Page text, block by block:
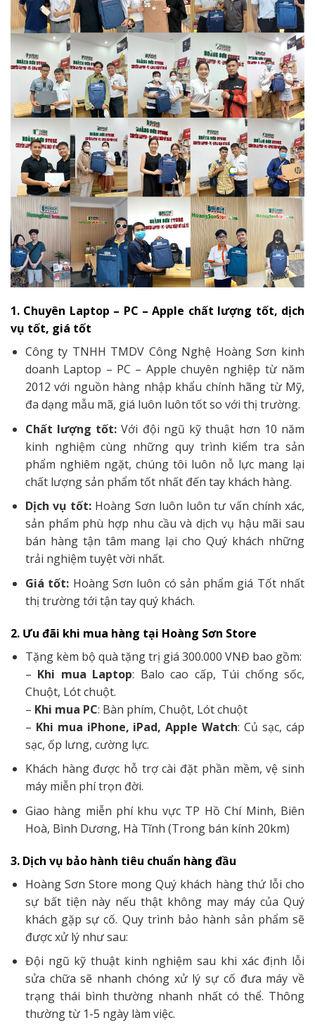
1. Chuyên Laptop – PC – Apple chất lượng tốt, dịch
vụ tốt, giá tốt
Công ty TNHH TMDV Công Nghệ Hoàng Sơn kinh
doanh Laptop – PC – Apple chuyên nghiệp từ năm
2012 với nguồn hàng nhập khẩu chính hãng từ Mỹ,
đa dạng mẫu mã, giá luôn luôn tốt so với thị trường.
Chất lượng tốt: Với đội ngũ kỹ thuật hơn 10 năm
kinh nghiệm cùng những quy trình kiểm tra sản
phẩm nghiêm ngặt, chúng tôi luôn nỗ lực mang lại
chất lượng sản phẩm tốt nhất đến tay khách hàng.
Dịch vụ tốt: Hoàng Sơn luôn luôn tư vấn chính xác,
sản phẩm phù hợp nhu cầu và dịch vụ hậu mãi sau
bán hàng tận tâm mang lại cho Quý khách những
trải nghiệm tuyệt vời nhất.
Giá tốt: Hoàng Sơn luôn có sản phẩm giá Tốt nhất
thị trường tới tận tay quý khách.
2. Ưu đãi khi mua hàng tại Hoàng Sơn Store
Tặng kèm bộ quà tặng trị giá 300.000 VNĐ bao gồm:
– Khi mua Laptop: Balo cao cấp, Túi chống sốc,
Chuột, Lót chuột.
– Khi mua PC: Bàn phím, Chuột, Lót chuột
– Khi mua iPhone, iPad, Apple Watch: Củ sạc, cáp
sạc, ốp lưng, cường lực.
Khách hàng được hỗ trợ cài đặt phần mềm, vệ sinh
máy miễn phí trọn đời.
Giao hàng miễn phí khu vực TP Hồ Chí Minh, Biên
Hoà, Bình Dương, Hà Tĩnh (Trong bán kính 20km)
3. Dịch vụ bảo hành tiêu chuẩn hàng đầu
Hoàng Sơn Store mong Quý khách hàng thứ lỗi cho
sự bất tiện này nếu thật không may máy của Quý
khách gặp sự cố. Quy trình bảo hành sản phẩm sẽ
được xử lý như sau:
Đội ngũ kỹ thuật kinh nghiệm sau khi xác định lỗi
sửa chữa sẽ nhanh chóng xử lý sự cố đưa máy về
trạng thái bình thường nhanh nhất có thể. Thông
thường từ 1-5 ngày làm việc.